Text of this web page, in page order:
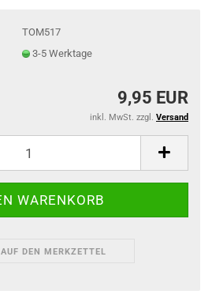
TOM517
3-5 Werktage
9,95 EUR
inkl. MwSt. zzgl. Versand
AUF DEN MERKZETTEL